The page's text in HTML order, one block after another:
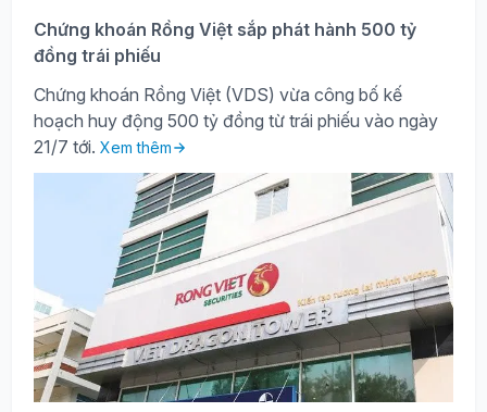
Chứng khoán Rồng Việt sắp phát hành 500 tỷ
đồng trái phiếu
Chứng khoán Rồng Việt (VDS) vừa công bố kế
hoạch huy động 500 tỷ đồng từ trái phiếu vào ngày
21/7 tới. Xem thêm